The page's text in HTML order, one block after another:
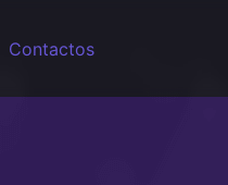
Contactos